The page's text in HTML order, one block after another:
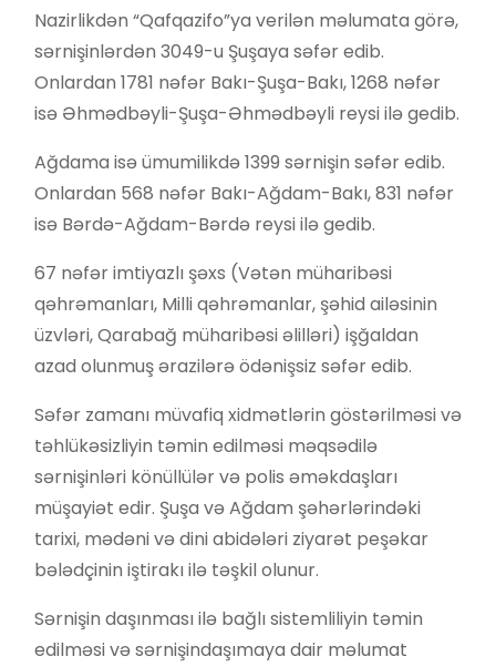
Nazirlikdən “Qafqazifo”ya verilən məlumata görə,
sərnişinlərdən 3049-u Şuşaya səfər edib.
Onlardan 1781 nəfər Bakı-Şuşa-Bakı, 1268 nəfər
isə Əhmədbəyli-Şuşa-Əhmədbəyli reysi ilə gedib.
Ağdama isə ümumilikdə 1399 sərnişin səfər edib.
Onlardan 568 nəfər Bakı-Ağdam-Bakı, 831 nəfər
isə Bərdə-Ağdam-Bərdə reysi ilə gedib.
67 nəfər imtiyazlı şəxs (Vətən müharibəsi
qəhrəmanları, Milli qəhrəmanlar, şəhid ailəsinin
üzvləri, Qarabağ müharibəsi əlilləri) işğaldan
azad olunmuş ərazilərə ödənişsiz səfər edib.
Səfər zamanı müvafiq xidmətlərin göstərilməsi və
təhlükəsizliyin təmin edilməsi məqsədilə
sərnişinləri könüllülər və polis əməkdaşları
müşayiət edir. Şuşa və Ağdam şəhərlərindəki
tarixi, mədəni və dini abidələri ziyarət peşəkar
bələdçinin iştirakı ilə təşkil olunur.
Sərnişin daşınması ilə bağlı sistemliliyin təmin
edilməsi və sərnişindaşımaya dair məlumat